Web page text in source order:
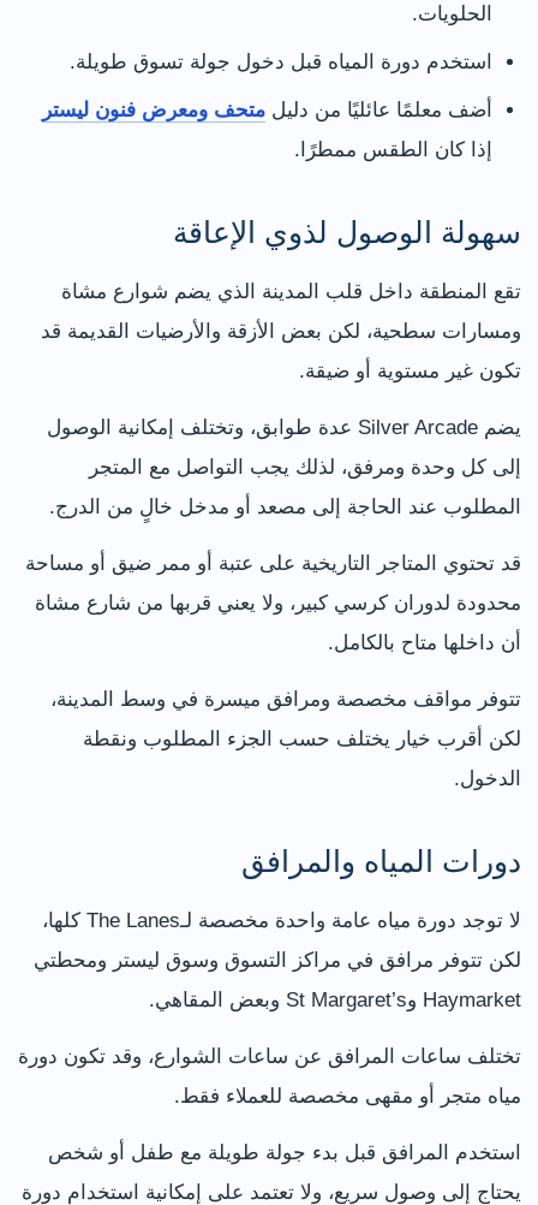
الحلويات.
استخدم دورة المياه قبل دخول جولة تسوق طويلة.
أضف معلمًا عائليًا من دليل متحف ومعرض فنون ليستر
إذا كان الطقس ممطرًا.
سهولة الوصول لذوي الإعاقة
تقع المنطقة داخل قلب المدينة الذي يضم شوارع مشاة
ومسارات سطحية، لكن بعض الأزقة والأرضيات القديمة قد
تكون غير مستوية أو ضيقة.
يضم Silver Arcade عدة طوابق، وتختلف إمكانية الوصول
إلى كل وحدة ومرفق، لذلك يجب التواصل مع المتجر
المطلوب عند الحاجة إلى مصعد أو مدخل خالٍ من الدرج.
قد تحتوي المتاجر التاريخية على عتبة أو ممر ضيق أو مساحة
محدودة لدوران كرسي كبير، ولا يعني قربها من شارع مشاة
أن داخلها متاح بالكامل.
تتوفر مواقف مخصصة ومرافق ميسرة في وسط المدينة،
لكن أقرب خيار يختلف حسب الجزء المطلوب ونقطة
الدخول.
دورات المياه والمرافق
لا توجد دورة مياه عامة واحدة مخصصة لـThe Lanes كلها،
لكن تتوفر مرافق في مراكز التسوق وسوق ليستر ومحطتي
Haymarket وSt Margaret’s وبعض المقاهي.
تختلف ساعات المرافق عن ساعات الشوارع، وقد تكون دورة
مياه متجر أو مقهى مخصصة للعملاء فقط.
استخدم المرافق قبل بدء جولة طويلة مع طفل أو شخص
يحتاج إلى وصول سريع، ولا تعتمد على إمكانية استخدام دورة